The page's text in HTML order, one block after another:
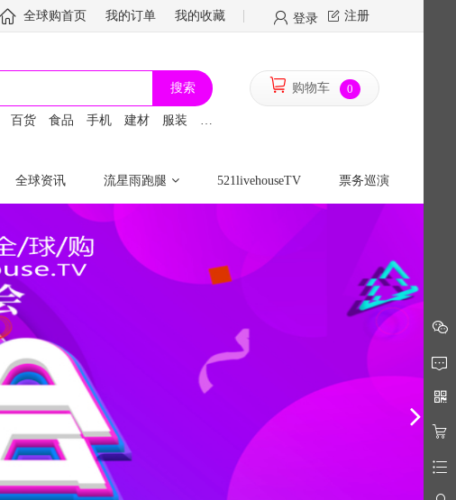
全球购首页 我的订单 我的收藏 登录 注册
搜索
百货 食品 手机 建材 服装 鞋包
购物车 0
全球资讯 流星雨跑腿 521livehouseTV 票务巡演